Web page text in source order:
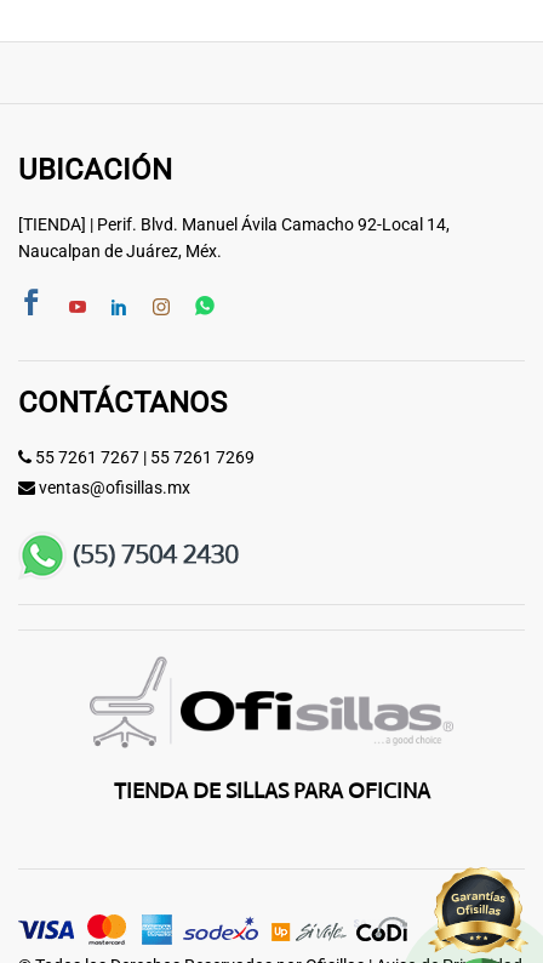
UBICACIÓN
[TIENDA] | Perif. Blvd. Manuel Ávila Camacho 92-Local 14,
Naucalpan de Juárez, Méx.
CONTÁCTANOS
55 7261 7267 | 55 7261 7269
ventas@ofisillas.mx
TIENDA DE SILLAS PARA OFICINA